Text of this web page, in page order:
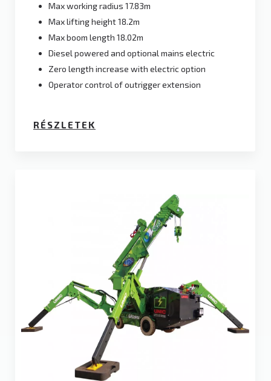
Max working radius 17.83m
Max lifting height 18.2m
Max boom length 18.02m
Diesel powered and optional mains electric
Zero length increase with electric option
Operator control of outrigger extension
RÉSZLETEK